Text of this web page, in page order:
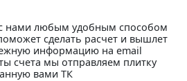
нами любым удобным способом
сделать расчет и вышлет
информацию на email
счета мы отправляем плитку
вами ТК